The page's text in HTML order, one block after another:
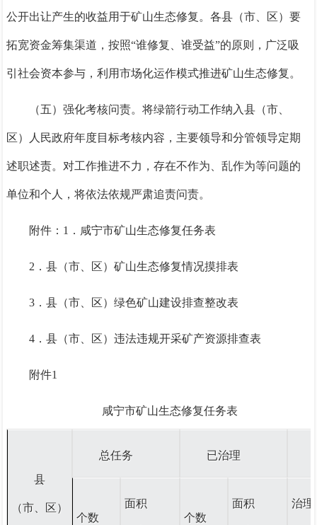
公开出让产生的收益用于矿山生态修复。各县 （市、区）要
拓宽资金筹集渠道，按照“谁修复、谁受益”的原则，广泛吸
引社会资本参与，利用市场化运作模式推进矿山生态修复。
（五）强化考核问责。将绿箭行动工作纳入县（市、
区） 人民政府年度目标考核内容 ，主要领导和分管领导定期
述职述责。对工作推进不力，存在不作为、乱作为等问题的
单位和个人 ，将依法依规严肃追责问责。
附件： 1． 咸宁市矿山生态修复任务表
2．县（市、区）矿山生态修复情况摸排表
3．县（市、区）绿色矿山建设排查整改表
4．县（市、区）违法违规开采矿产资源排查表
附件1
咸宁市矿山生态修复任务表
县
（市、区）
总任务 已治理
个数
面积
个数
面积 治理